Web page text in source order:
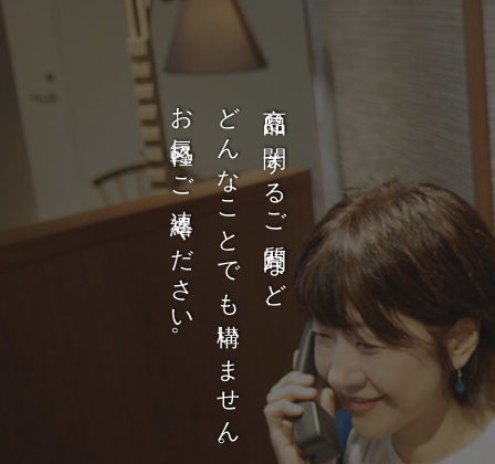
商品に関するご質問など、
どんなことでも構いません。
お気軽にご連絡ください。